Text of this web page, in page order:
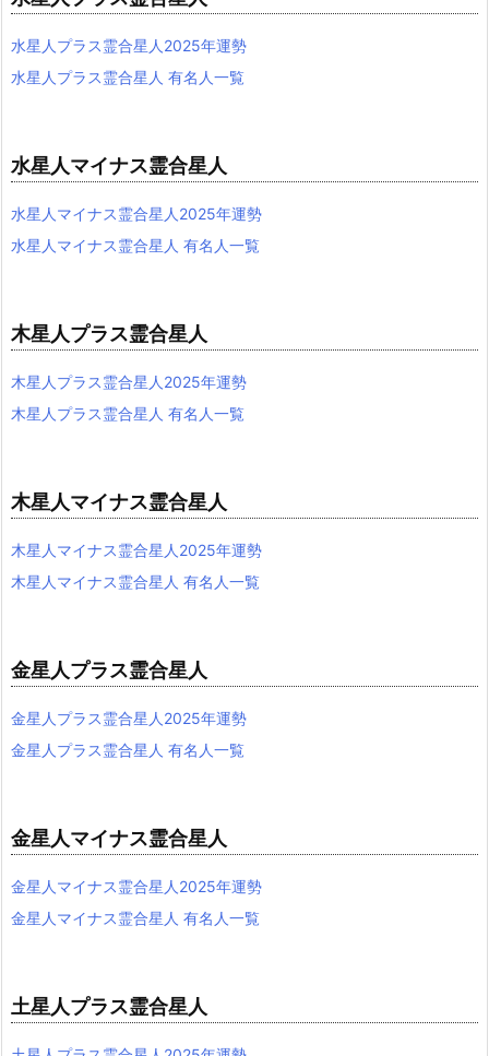
水星人プラス霊合星人2025年運勢
水星人プラス霊合星人 有名人一覧
水星人マイナス霊合星人
水星人マイナス霊合星人2025年運勢
水星人マイナス霊合星人 有名人一覧
木星人プラス霊合星人
木星人プラス霊合星人2025年運勢
木星人プラス霊合星人 有名人一覧
木星人マイナス霊合星人
木星人マイナス霊合星人2025年運勢
木星人マイナス霊合星人 有名人一覧
金星人プラス霊合星人
金星人プラス霊合星人2025年運勢
金星人プラス霊合星人 有名人一覧
金星人マイナス霊合星人
金星人マイナス霊合星人2025年運勢
金星人マイナス霊合星人 有名人一覧
土星人プラス霊合星人